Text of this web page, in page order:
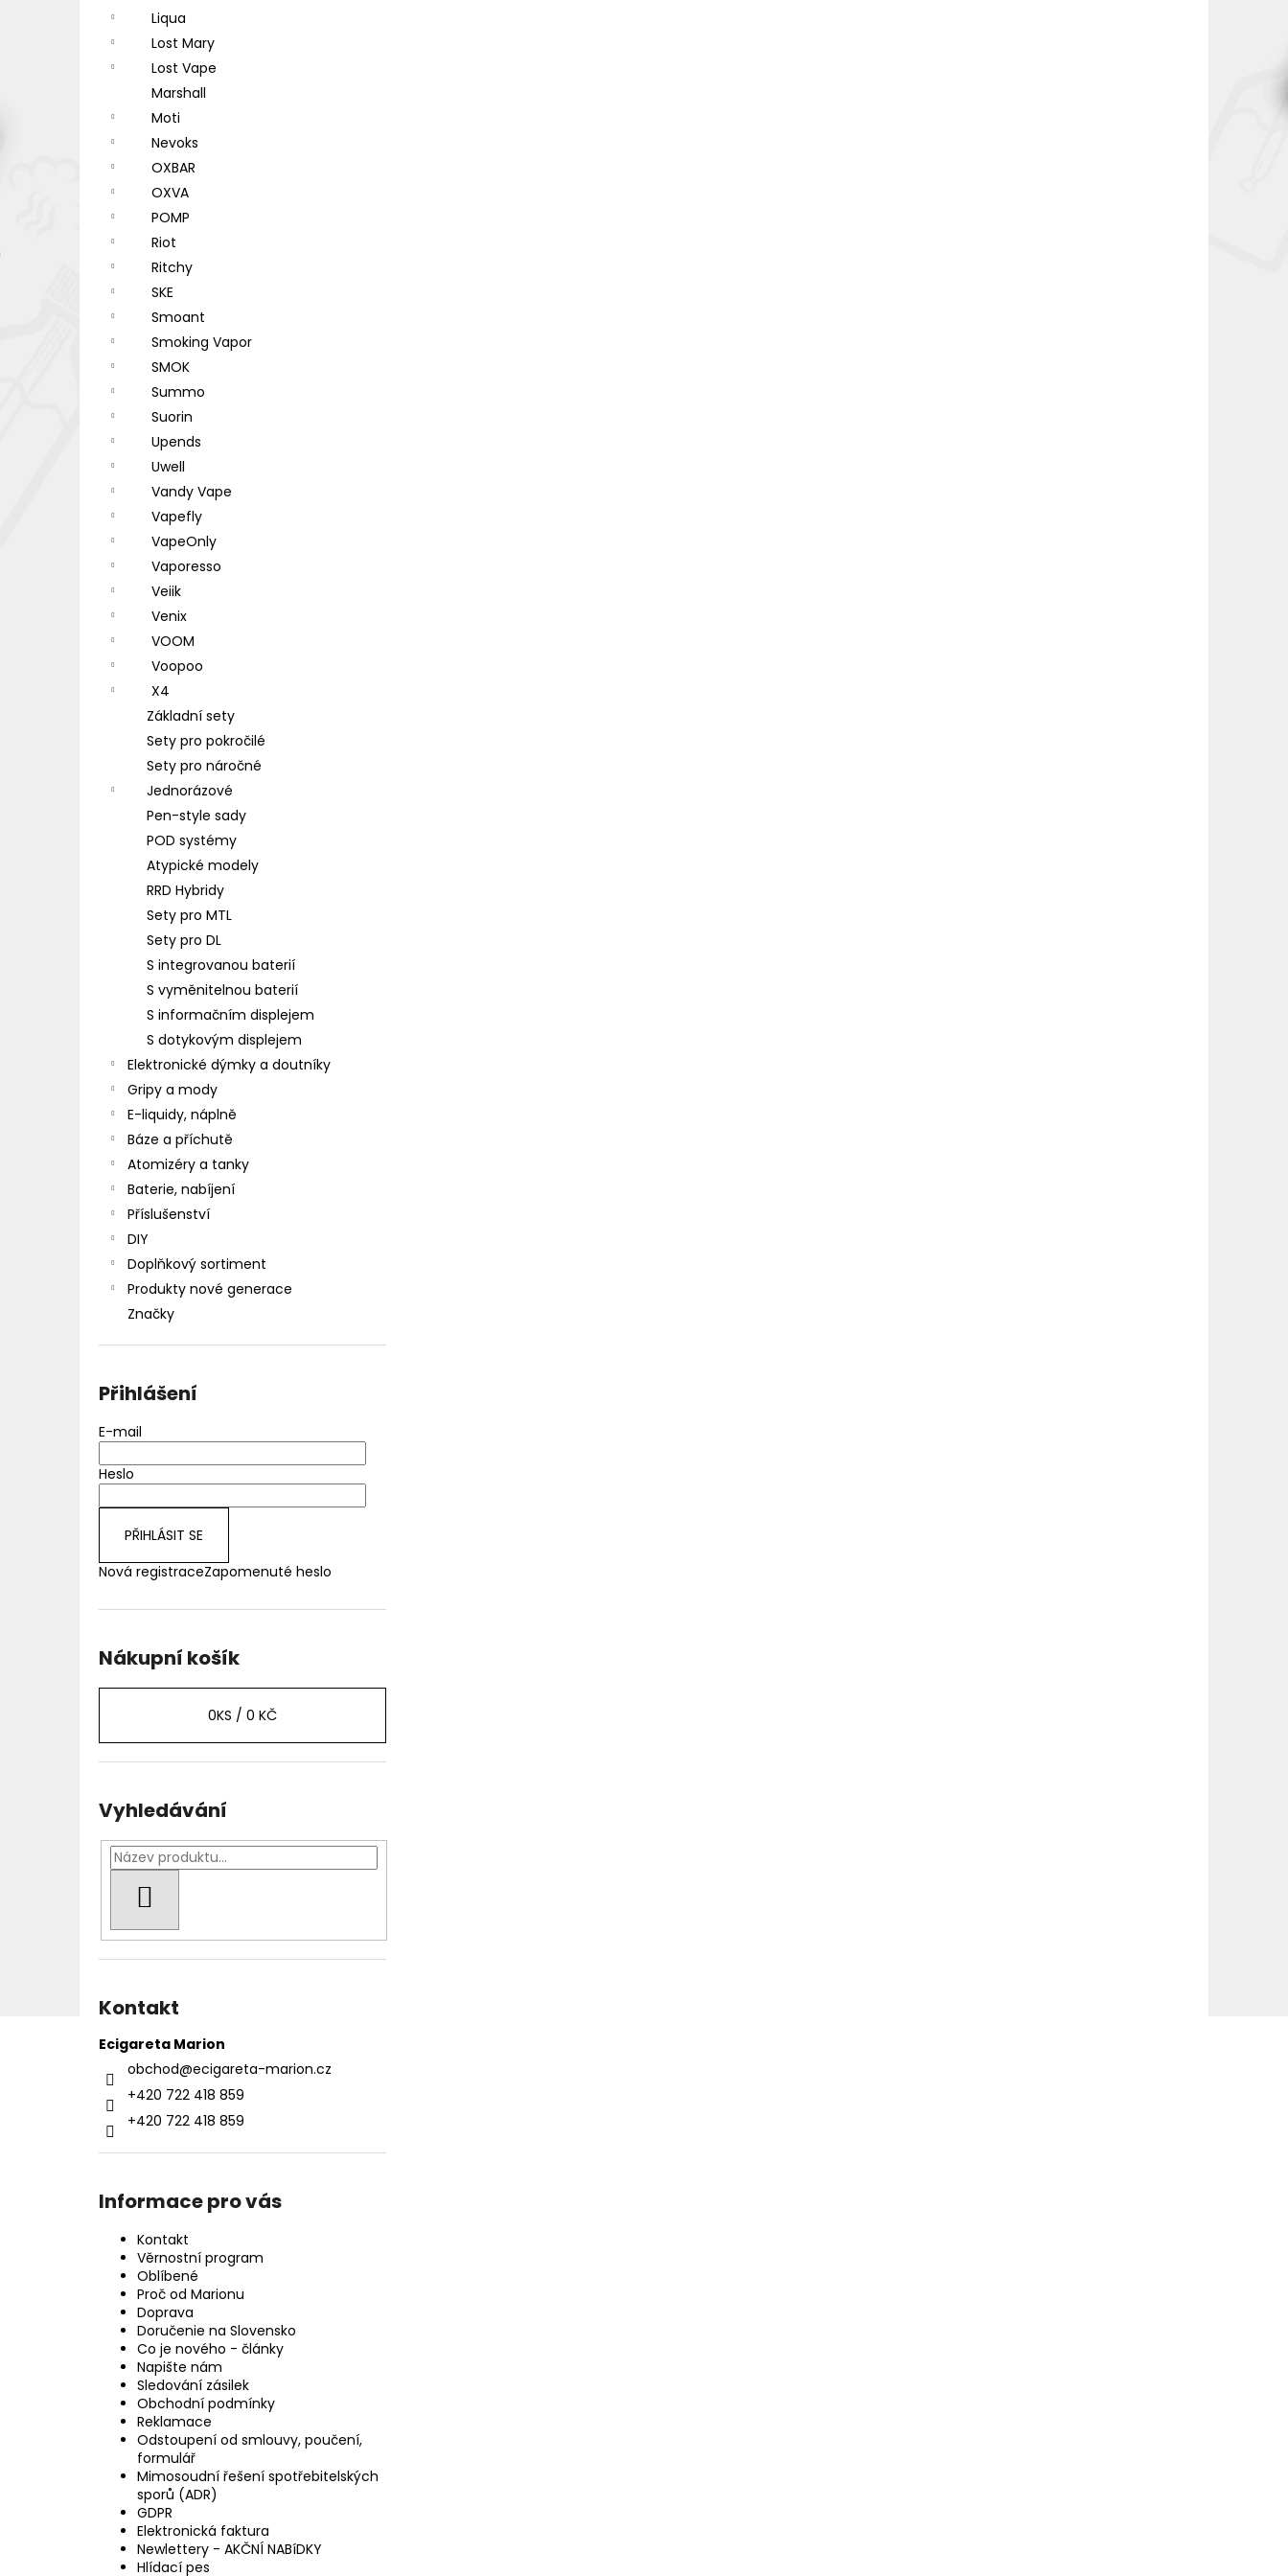
Liqua
Lost Mary
Lost Vape
Marshall
Moti
Nevoks
OXBAR
OXVA
POMP
Riot
Ritchy
SKE
Smoant
Smoking Vapor
SMOK
Summo
Suorin
Upends
Uwell
Vandy Vape
Vapefly
VapeOnly
Vaporesso
Veiik
Venix
VOOM
Voopoo
X4
Základní sety
Sety pro pokročilé
Sety pro náročné
Jednorázové
Pen-style sady
POD systémy
Atypické modely
RRD Hybridy
Sety pro MTL
Sety pro DL
S integrovanou baterií
S vyměnitelnou baterií
S informačním displejem
S dotykovým displejem
Elektronické dýmky a doutníky
Gripy a mody
E-liquidy, náplně
Báze a příchutě
Atomizéry a tanky
Baterie, nabíjení
Příslušenství
DIY
Doplňkový sortiment
Produkty nové generace
Značky
Přihlášení
E-mail
Heslo
PŘIHLÁSIT SE
Nová registraceZapomenuté heslo
Nákupní košík
0KS / 0 KČ
Vyhledávání
Kontakt
Ecigareta Marion
obchod@ecigareta-marion.cz
+420 722 418 859
+420 722 418 859
Informace pro vás
Kontakt
Věrnostní program
Oblíbené
Proč od Marionu
Doprava
Doručenie na Slovensko
Co je nového - články
Napište nám
Sledování zásilek
Obchodní podmínky
Reklamace
Odstoupení od smlouvy, poučení,
formulář
Mimosoudní řešení spotřebitelských
sporů (ADR)
GDPR
Elektronická faktura
Newlettery - AKČNÍ NABíDKY
Hlídací pes